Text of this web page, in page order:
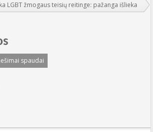
LGBT žmogaus teisių reitinge: pažanga išlieka
spaudai